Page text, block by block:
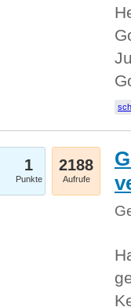
1
Punkte
2188
Aufrufe